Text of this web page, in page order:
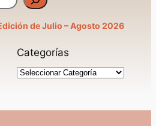
de Julio – Agosto 2026
Categorías